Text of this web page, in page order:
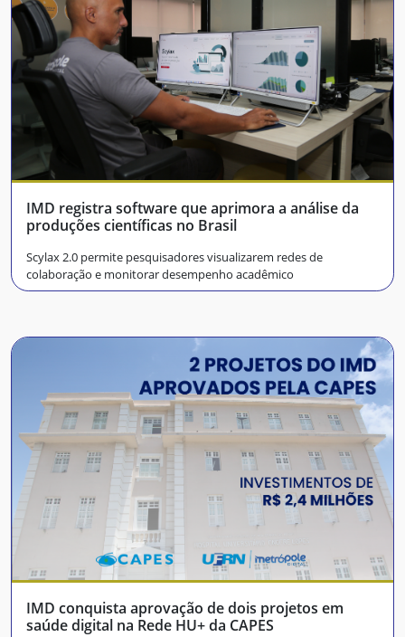
IMD registra software que aprimora a análise da
produções científicas no Brasil
Scylax 2.0 permite pesquisadores visualizarem redes de
colaboração e monitorar desempenho acadêmico
IMD conquista aprovação de dois projetos em
saúde digital na Rede HU+ da CAPES